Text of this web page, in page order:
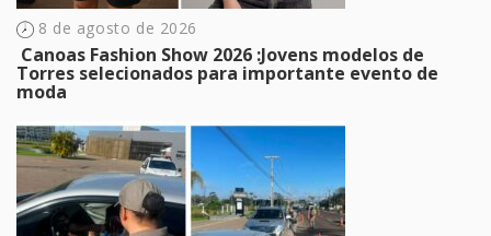
8 de agosto de 2026
​ Canoas Fashion Show 2026 :Jovens modelos de
Torres selecionados para importante evento de
moda